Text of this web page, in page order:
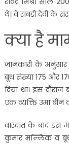
थे। वे राबड़ी देवी के
क्या है
जानकारी के अनुसार
बूथ संख्या 175 और
दिया था। इस
एक व्यक्ति उमा बीन
वारदात के बाद इस
कुमार मल्लिक व